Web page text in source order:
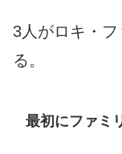
3人がロキ・
る。
最初にファミ